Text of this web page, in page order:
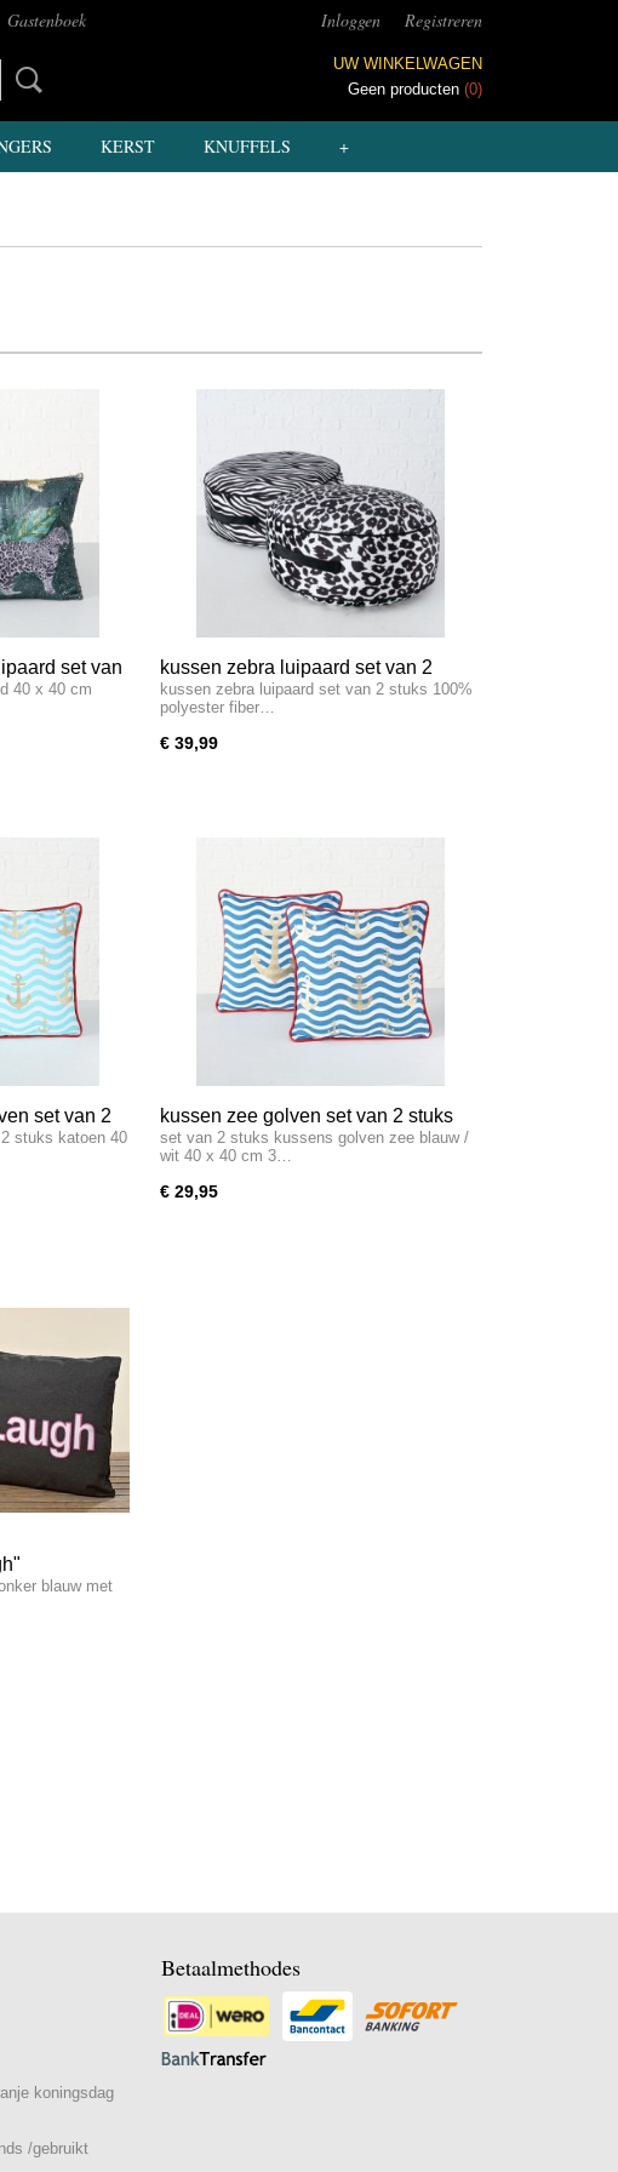
Gastenboek Inloggen Registreren
UW WINKELWAGEN
Geen producten (0)
KERST KNUFFELS +
set van
40 x 40 cm
kussen zebra luipaard set van 2
stuks
kussen zebra luipaard set van 2 stuks 100%
polyester fiber…
€ 39,99
set van 2
stuks katoen 40
kussen zee golven set van 2 stuks
set van 2 stuks kussens golven zee blauw /
wit 40 x 40 cm 3…
€ 29,95
blauw met
koningsdag
/gebruikt
Betaalmethodes